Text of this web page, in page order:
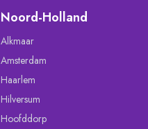
Noord-Holland
Alkmaar
Amsterdam
Haarlem
Hilversum
Hoofddorp